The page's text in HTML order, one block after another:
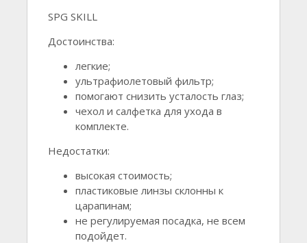
SPG SKILL
Достоинства:
легкие;
ультрафиолетовый фильтр;
помогают снизить усталость глаз;
чехол и салфетка для ухода в
комплекте.
Недостатки:
высокая стоимость;
пластиковые линзы склонны к
царапинам;
не регулируемая посадка, не всем
подойдет.